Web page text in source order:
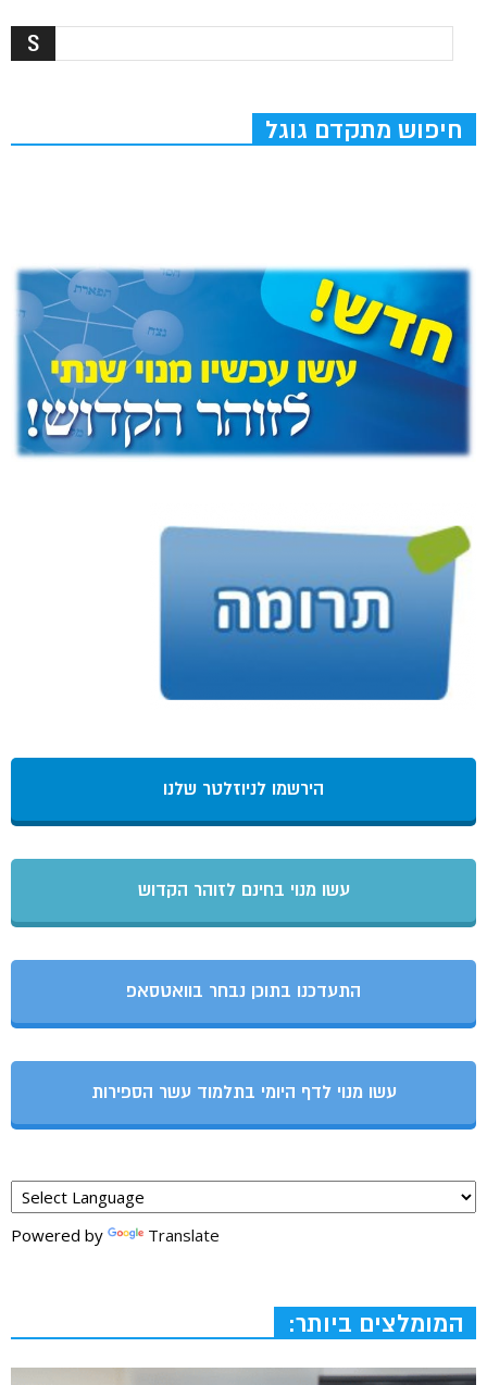
חיפוש מתקדם גוגל
הירשמו לניוזלטר שלנו
עשו מנוי בחינם לזוהר הקדוש
התעדכנו בתוכן נבחר בוואטסאפ
עשו מנוי לדף היומי בתלמוד עשר הספירות
Powered by Translate
המומלצים ביותר: